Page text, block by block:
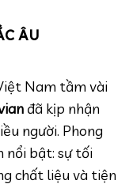
ÂU
Nam tầm vài
đã kịp nhận
người. Phong
nổi bật: sự tối
chất liệu và tiện